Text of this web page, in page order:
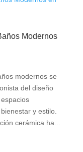
Modernos
modernos se
del diseño
y estilo.
cerámica ha...